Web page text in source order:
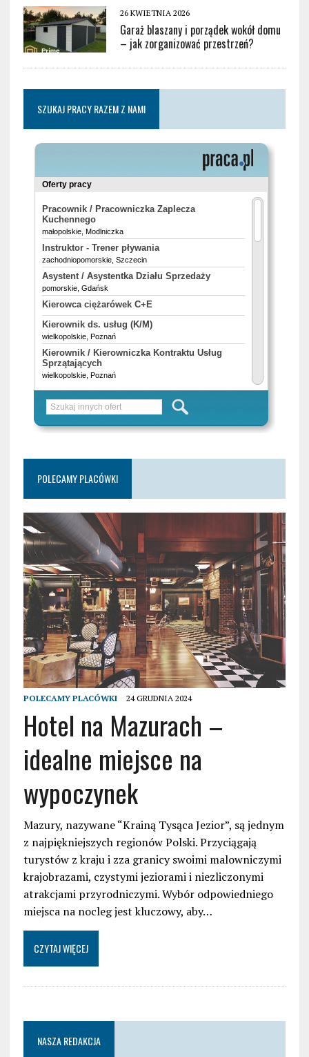
26 KWIETNIA 2026
Garaż blaszany i porządek wokół domu
– jak zorganizować przestrzeń?
SZUKAJ PRACY RAZEM Z NAMI
POLECAMY PLACÓWKI
POLECAMY PLACÓWKI 24 GRUDNIA 2024
Hotel na Mazurach –
idealne miejsce na
wypoczynek
Mazury, nazywane “Krainą Tysąca Jezior”, są jednym
z najpiękniejszych regionów Polski. Przyciągają
turystów z kraju i zza granicy swoimi malowniczymi
krajobrazami, czystymi jeziorami i niezliczonymi
atrakcjami przyrodniczymi. Wybór odpowiedniego
miejsca na nocleg jest kluczowy, aby…
CZYTAJ WIĘCEJ
NASZA REDAKCJA